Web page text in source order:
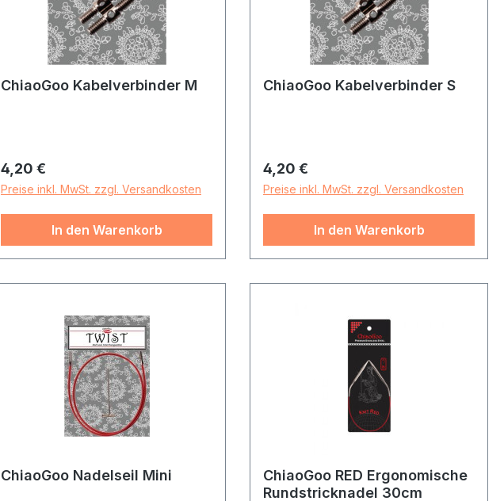
ChiaoGoo Kabelverbinder M
Regulärer Preis:
4,20 €
Preise inkl. MwSt. zzgl. Versandkosten
In den Warenkorb
ChiaoGoo Kabelverbinder S
Regulärer Preis:
4,20 €
Preise inkl. MwSt. zzgl. Versandkosten
In den Warenkorb
ChiaoGoo Nadelseil Mini
ChiaoGoo RED Ergonomische
Rundstricknadel 30cm